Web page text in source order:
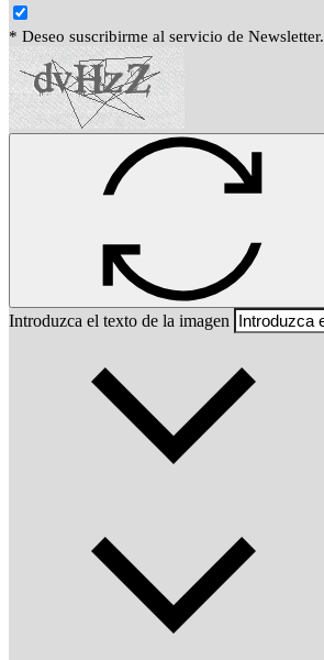
* Deseo suscribirme al servicio de Newsletter.
Introduzca el texto de la imagen